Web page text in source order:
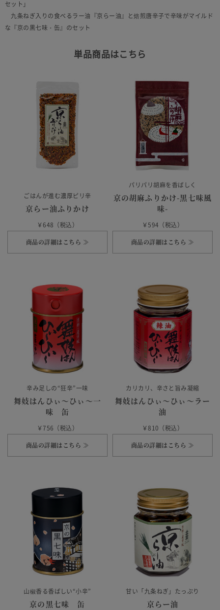
セット」
九条ねぎ入りの食べるラー油『京らー油』と焙煎唐辛子で辛味がマイルド
な『京の黒七味・缶』のセット
単品商品はこちら
ごはんが進む濃厚ピリ辛
京らー油ふりかけ
￥648（税込）
商品の詳細はこちら ≫
パリパリ胡麻を香ばしく
京の胡麻ふりかけ-黒七味風
味-
￥594（税込）
商品の詳細はこちら ≫
辛み足しの“狂辛”一味
舞妓はんひぃ～ひぃ～一
味 缶
￥756（税込）
商品の詳細はこちら ≫
カリカリ、辛さと旨み凝縮
舞妓はんひぃ～ひぃ～ラー
油
￥810（税込）
商品の詳細はこちら ≫
山椒香る香ばしい“小辛”
京の黒七味 缶
甘い「九条ねぎ」たっぷり
京らー油